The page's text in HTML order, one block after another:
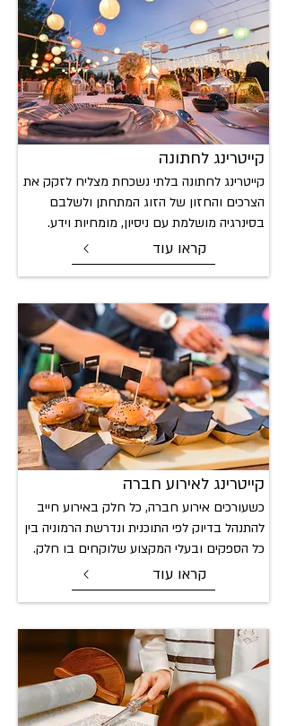
קייטרינג לחתונה
קייטרינג לחתונה בלתי נשכחת מצליח לזקק את
הצרכים והחזון של הזוג המתחתן ולשלבם
בסינרגיה מושלמת עם ניסיון, מומחיות וידע.
קראו עוד
קייטרינג לאירוע חברה
כשעורכים אירוע חברה, כל חלק באירוע חייב
להתנהל בדיוק לפי התוכנית ונדרשת הרמוניה בין
כל הספקים ובעלי המקצוע שלוקחים בו חלק.
קראו עוד